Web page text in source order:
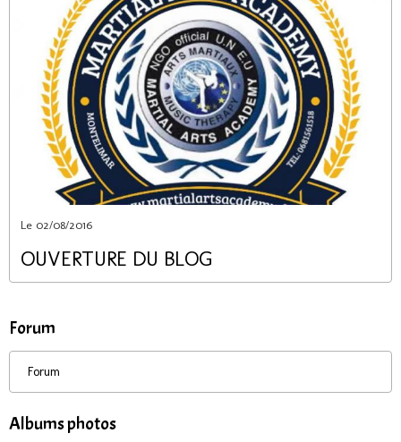
Le 02/08/2016
OUVERTURE DU BLOG
Forum
Forum
Albums photos